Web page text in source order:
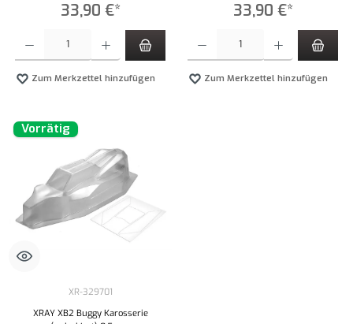
33,90 €*
Zum Merkzettel hinzufügen
33,90 €*
Zum Merkzettel hinzufügen
Vorrätig
XR-329701
XRAY XB2 Buggy Karosserie